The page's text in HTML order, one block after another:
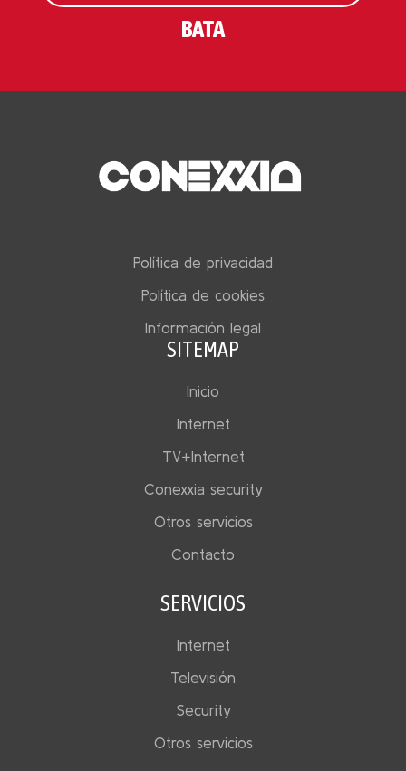
BATA
Política de privacidad
Política de cookies
Información legal
SITEMAP
Inicio
Internet
TV+Internet
Conexxia security
Otros servicios
Contacto
SERVICIOS
Internet
Televisión
Security
Otros servicios